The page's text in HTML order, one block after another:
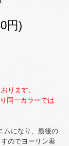
円)
ります。
同一カラーでは
ムになり、最後の
のでヨーリン着